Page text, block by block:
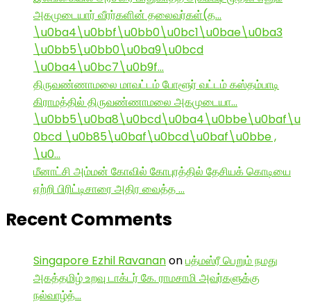
அகமுடையார் வீரர்களின் தலைவர்கள்(த…
\u0ba4\u0bbf\u0bb0\u0bc1\u0bae\u0ba3
\u0bb5\u0bb0\u0ba9\u0bcd
\u0ba4\u0bc7\u0b9f…
திருவண்ணாமலை மாவட்டம் போளூர் வட்டம் கஸ்தம்பாடி
கிராமத்தில் திருவண்ணாமலை அகமுடையா…
\u0bb5\u0ba8\u0bcd\u0ba4\u0bbe\u0baf\u
0bcd \u0b85\u0baf\u0bcd\u0baf\u0bbe ,
\u0…
மீனாட்சி அம்மன் கோவில் கோபுரத்தில் தேசியக் கொடியை
ஏற்றி பிரிட்டிசாரை அதிர வைத்த …
Recent Comments
Singapore Ezhil Ravananonபத்மஸ்ரீ பெறும் நமது
அகத்தமிழ் உறவு டாக்டர் கே. ராமசாமி அவர்களுக்கு
நல்வாழ்த்…